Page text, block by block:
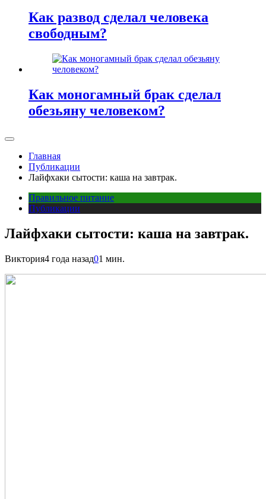
Как развод сделал человека
свободным?
Как моногамный брак сделал
обезьяну человеком?
Главная
Публикации
Лайфхаки сытости: каша на завтрак.
Правильное питание
Публикации
Лайфхаки сытости: каша на завтрак.
Виктория4 года назад01 мин.